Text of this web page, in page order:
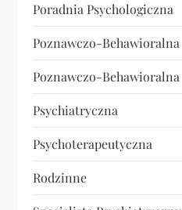
Poradnia Psychologiczna
Poznawczo-Behawioralna
Poznawczo-Behawioralna
Psychiatryczna
Psychoterapeutyczna
Rodzinne